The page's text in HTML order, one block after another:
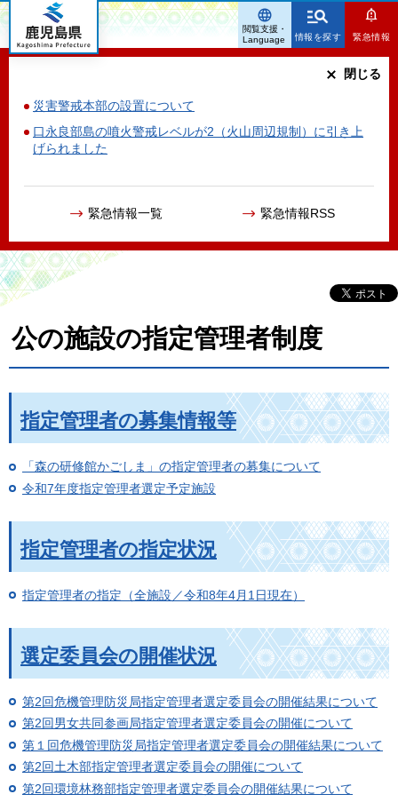
鹿児島県
情報を探す 緊急情報
災害警戒本部の設置について
口永良部島の噴火警戒レベルが2（火山周辺規制）に引き上
げられました
緊急情報一覧 緊急情報RSS
閉じる
閲覧支援・
Language
公の施設の指定管理者制度
指定管理者の募集情報等
「森の研修館かごしま」の指定管理者の募集について
令和7年度指定管理者選定予定施設
指定管理者の指定状況
指定管理者の指定（全施設／令和8年4月1日現在）
選定委員会の開催状況
第2回危機管理防災局指定管理者選定委員会の開催結果について
第2回男女共同参画局指定管理者選定委員会の開催について
第１回危機管理防災局指定管理者選定委員会の開催結果について
第2回土木部指定管理者選定委員会の開催について
第2回環境林務部指定管理者選定委員会の開催結果について